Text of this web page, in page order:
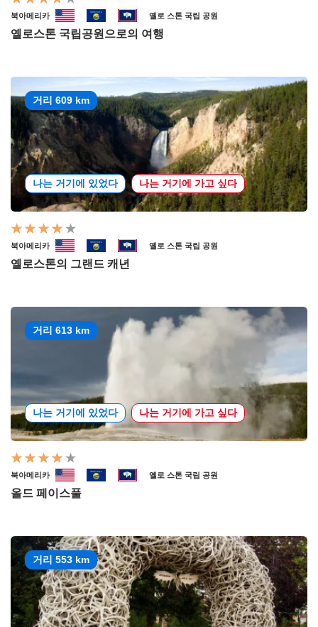
북아메리카 옐로 스톤 국립 공원
옐로스톤 국립공원으로의 여행
거리 609 km
나는 거기에 있었다 나는 거기에 가고 싶다
북아메리카 옐로 스톤 국립 공원
옐로스톤의 그랜드 캐년
거리 613 km
나는 거기에 있었다 나는 거기에 가고 싶다
북아메리카 옐로 스톤 국립 공원
올드 페이스풀
거리 553 km